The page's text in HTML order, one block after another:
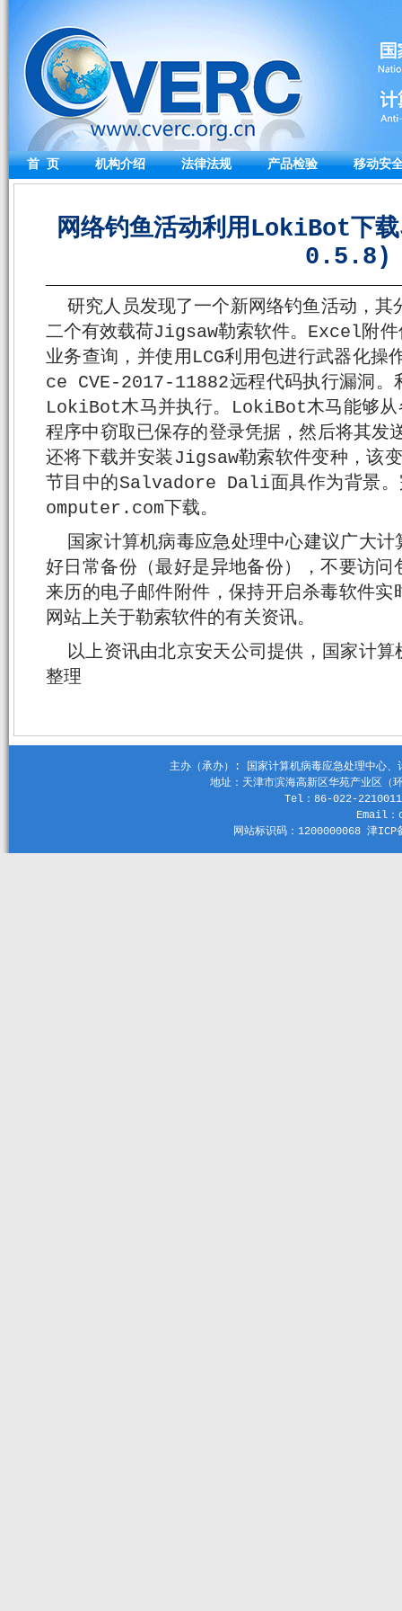
首 页 机构介绍 法律法规 产品检验 移动安
网络钓鱼活动利用LokiBot下
0.5.8)
研究人员发现了一个新网络钓鱼活动，
二个有效载荷Jigsaw勒索软件。Excel附件
业务查询，并使用LCG利用包进行武器
ce CVE-2017-11882远程代码执行漏洞。
LokiBot木马并执行。LokiBot木马能够从
程序中窃取已保存的登录凭据，然后将其
还将下载并安装Jigsaw勒索软件变种，该
节目中的Salvadore Dali面具作为背景
omputer.com下载。
国家计算机病毒应急处理中心建议广大
好日常备份（最好是异地备份），不要访
来历的电子邮件附件，保持开启杀毒软件
网站上关于勒索软件的有关资讯。
以上资讯由北京安天公司提供，国家计
整理
主办（承办）: 国家计算机病毒应急处理中心
地址：天津市滨海高新区华苑产业区
Tel：86-022-
Email
网站标识码：1200000068 津